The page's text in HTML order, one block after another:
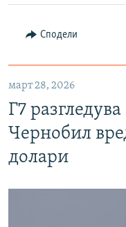
Сподели
март 28, 2026
Г7
Чернобил
долари